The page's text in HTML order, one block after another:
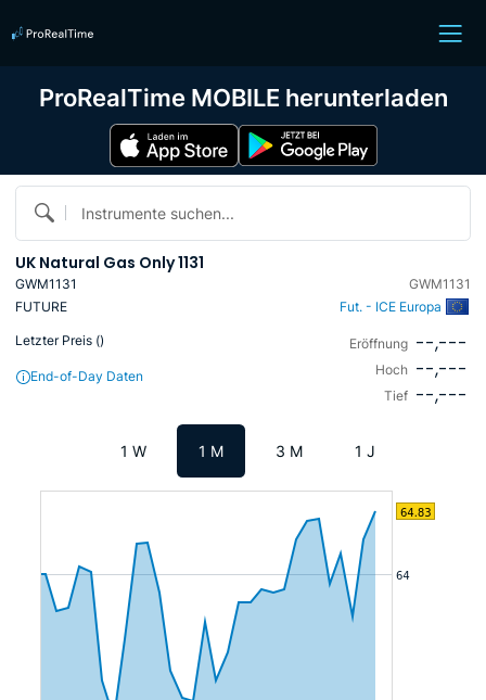
Instrumente suchen...
UK Natural Gas Only 1131
GWM1131
GWM1131
FUTURE
Fut. - ICE Europa
Letzter Preis ()
End-of-Day Daten
Eröffnung --,---
Hoch --,---
Tief --,---
1 W 1 M 3 M 1 J
ProRealTime MOBILE herunterladen